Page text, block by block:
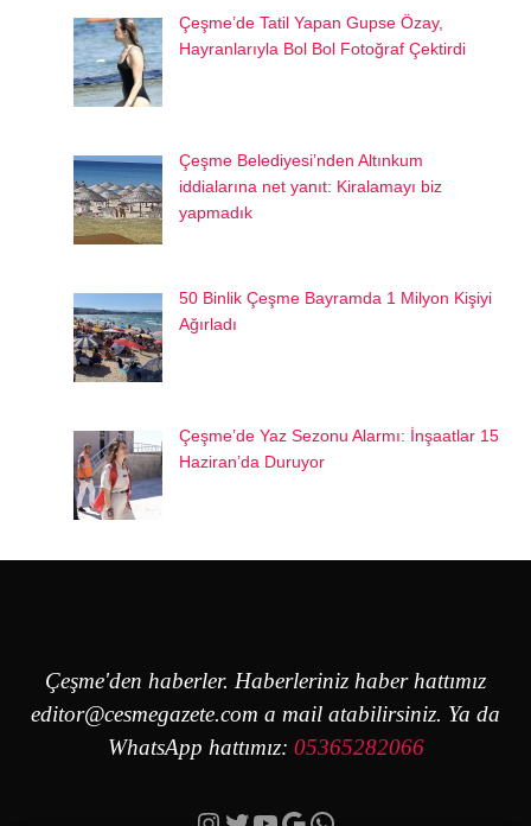
Çeşme’de Tatil Yapan Gupse Özay,
Hayranlarıyla Bol Bol Fotoğraf Çektirdi
Çeşme Belediyesi’nden Altınkum
iddialarına net yanıt: Kiralamayı biz
yapmadık
50 Binlik Çeşme Bayramda 1 Milyon Kişiyi
Ağırladı
Çeşme’de Yaz Sezonu Alarmı: İnşaatlar 15
Haziran’da Duruyor
Çeşme'den haberler. Haberleriniz haber hattımız
editor@cesmegazete.com a mail atabilirsiniz. Ya da
WhatsApp hattımız: 05365282066